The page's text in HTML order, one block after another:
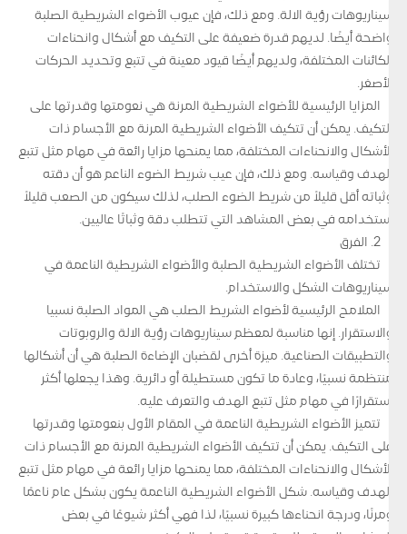
سيناريوهات رؤية الآلة. ومع ذلك، فإن عيوب الأضواء الشريطية الصلبة
واضحة أيضًا. لديهم قدرة ضعيفة على التكيف مع أشكال وانحناءات
الكائنات المختلفة، ولديهم أيضًا قيود معينة في تتبع وتحديد الحركات
الأصغر.
المزايا الرئيسية للأضواء الشريطية المرنة هي نعومتها وقدرتها على
التكيف. يمكن أن تتكيف الأضواء الشريطية المرنة مع الأجسام ذات
الأشكال والانحناءات المختلفة، مما يمنحها مزايا رائعة في مهام مثل تتبع
الهدف وقياسه. ومع ذلك، فإن عيب شريط الضوء الناعم هو أن دقته
وثباته أقل قليلاً من شريط الضوء الصلب، لذلك سيكون من الصعب قليلاً
استخدامه في بعض المشاهد التي تتطلب دقة وثباتًا عاليين.
تختلف الأضواء الشريطية الصلبة والأضواء الشريطية الناعمة في
سيناريوهات الشكل والاستخدام.
الملامح الرئيسية لأضواء الشريط الصلب هي المواد الصلبة نسبيا
والاستقرار. إنها مناسبة لمعظم سيناريوهات رؤية الآلة والروبوتات
والتطبيقات الصناعية. ميزة أخرى لقضبان الإضاءة الصلبة هي أن أشكالها
منتظمة نسبيًا، وعادة ما تكون مستطيلة أو دائرية. وهذا يجعلها أكثر
استقرارًا في مهام مثل تتبع الهدف والتعرف عليه.
تتميز الأضواء الشريطية الناعمة في المقام الأول بنعومتها وقدرتها
على التكيف. يمكن أن تتكيف الأضواء الشريطية المرنة مع الأجسام ذات
الأشكال والانحناءات المختلفة، مما يمنحها مزايا رائعة في مهام مثل تتبع
الهدف وقياسه. شكل الأضواء الشريطية الناعمة يكون بشكل عام ناعمًا
ومرنًا، ودرجة انحناءها كبيرة نسبيًا، لذا فهي أكثر شيوعًا في بعض